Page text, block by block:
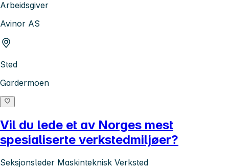
Arbeidsgiver
Avinor AS
Sted
Gardermoen
Vil du lede et av Norges mest
spesialiserte verkstedmiljøer?
Seksjonsleder Maskinteknisk Verksted